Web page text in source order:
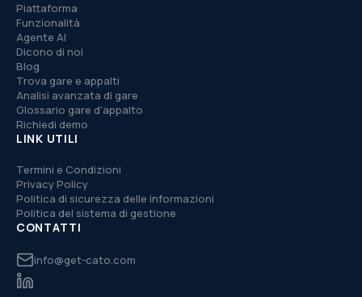
Piattaforma
Funzionalità
Agente AI
Dicono di noi
Blog
Trova gare e appalti
Analisi avanzata di gare
Glossario gare d'appalto
Richiedi demo
LINK UTILI
Termini e Condizioni
Privacy Policy
Politica di sicurezza delle informazioni
Politica del sistema di gestione
CONTATTI
info@get-cato.com